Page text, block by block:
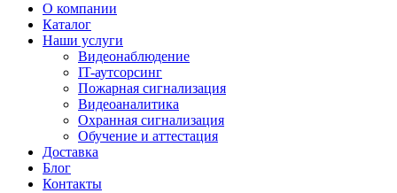
О компании
Каталог
Наши услуги
Видеонаблюдение
IT-аутсорсинг
Пожарная сигнализация
Видеоаналитика
Охранная сигнализация
Обучение и аттестация
Доставка
Блог
Контакты